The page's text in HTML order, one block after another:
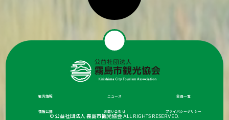
観光情報 ニュース 会員一覧
情報公開 お問い合わせ プライバシーポリシー
© 公益社団法人 霧島市観光協会 ALL RIGHTS RESERVED.